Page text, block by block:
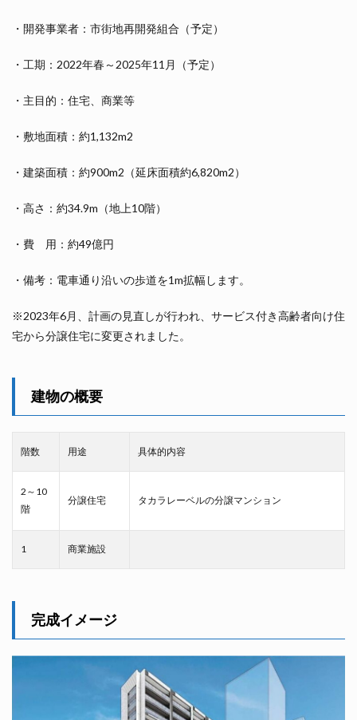
・開発事業者：市街地再開発組合（予定）
・工期：2022年春～2025年11月（予定）
・主目的：住宅、商業等
・敷地面積：約1,132m2
・建築面積：約900m2（延床面積約6,820m2）
・高さ：約34.9m（地上10階）
・費 用：約49億円
・備考：電車通り沿いの歩道を1m拡幅します。
※2023年6月、計画の見直しが行われ、サービス付き高齢者向け住
宅から分譲住宅に変更されました。
建物の概要
階数 用途 具体的内容
2～10
階
分譲住宅 タカラレーベルの分譲マンション
1 商業施設
完成イメージ